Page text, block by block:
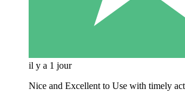
il y a 1 jour
Nice and Excellent to Use with timely